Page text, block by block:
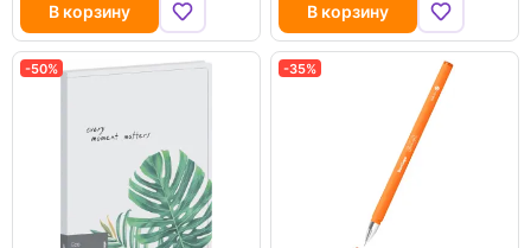
В корзину В корзину
-50% -35%